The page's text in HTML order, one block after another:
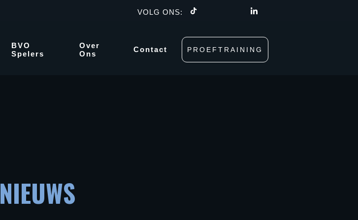
VOLG ONS:
BVO
Spelers
Over
Ons
Contact PROEFTRAINING
NIEUWS